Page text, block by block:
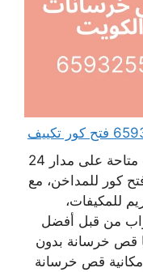
خدمات شركة قص خرسانة الكويت متاحة على مدار 24
كور للمداخن، مع
للمكيفات،
من قبل أفضل
قص خرسانة بدون
قص خرسانة